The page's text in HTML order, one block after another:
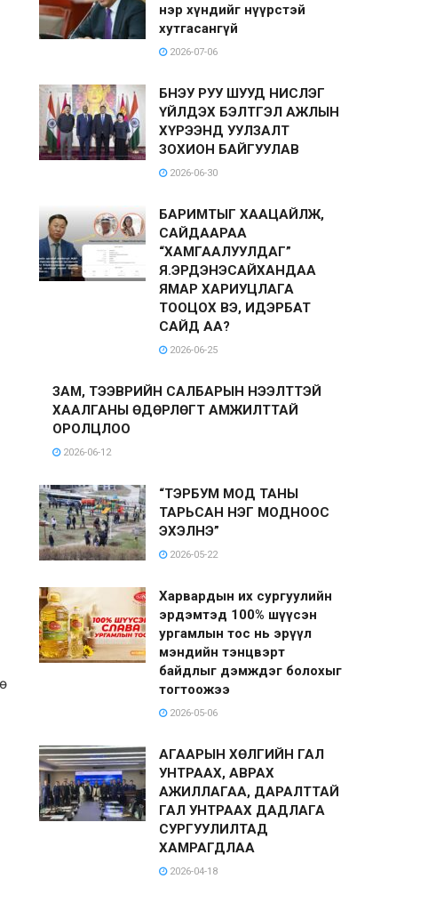
нэр хүндийг нүүрстэй
хутгасангүй
2026-07-06
БНЭУ РУУ ШУУД НИСЛЭГ
ҮЙЛДЭХ БЭЛТГЭЛ АЖЛЫН
ХҮРЭЭНД УУЛЗАЛТ
ЗОХИОН БАЙГУУЛАВ
2026-06-30
БАРИМТЫГ ХААЦАЙЛЖ,
САЙДААРАА
“ХАМГААЛУУЛДАГ”
Я.ЭРДЭНЭСАЙХАНДАА
ЯМАР ХАРИУЦЛАГА
ТООЦОХ ВЭ, ИДЭРБАТ
САЙД АА?
2026-06-25
ЗАМ, ТЭЭВРИЙН САЛБАРЫН НЭЭЛТТЭЙ
ХААЛГАНЫ ӨДӨРЛӨГТ АМЖИЛТТАЙ
ОРОЛЦЛОО
2026-06-12
“ТЭРБУМ МОД ТАНЫ
ТАРЬСАН НЭГ МОДНООС
ЭХЭЛНЭ”
2026-05-22
Харвардын их сургуулийн
эрдэмтэд 100% шүүсэн
ургамлын тос нь эрүүл
мэндийн тэнцвэрт
байдлыг дэмждэг болохыг
тогтоожээ
2026-05-06
АГААРЫН ХӨЛГИЙН ГАЛ
УНТРААХ, АВРАХ
АЖИЛЛАГАА, ДАРАЛТТАЙ
ГАЛ УНТРААХ ДАДЛАГА
СУРГУУЛИЛТАД
ХАМРАГДЛАА
2026-04-18